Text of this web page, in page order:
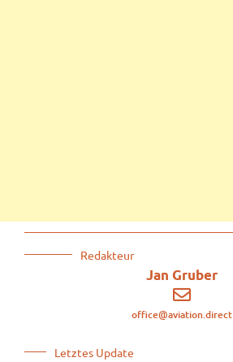
Redakteur
Jan Gruber
office@aviation.direct
Letztes Update